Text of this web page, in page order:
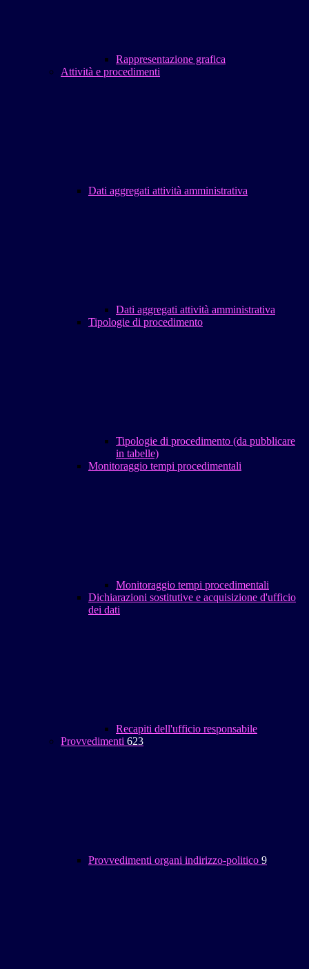
Rappresentazione grafica
Attività e procedimenti
Dati aggregati attività amministrativa
Dati aggregati attività amministrativa
Tipologie di procedimento
Tipologie di procedimento (da pubblicare
in tabelle)
Monitoraggio tempi procedimentali
Monitoraggio tempi procedimentali
Dichiarazioni sostitutive e acquisizione d'ufficio
dei dati
Recapiti dell'ufficio responsabile
Provvedimenti 623
Provvedimenti organi indirizzo-politico 9